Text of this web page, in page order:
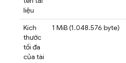
liệu
Kích
thước
tối đa
của tài
1 MiB (1.048.576 byte)